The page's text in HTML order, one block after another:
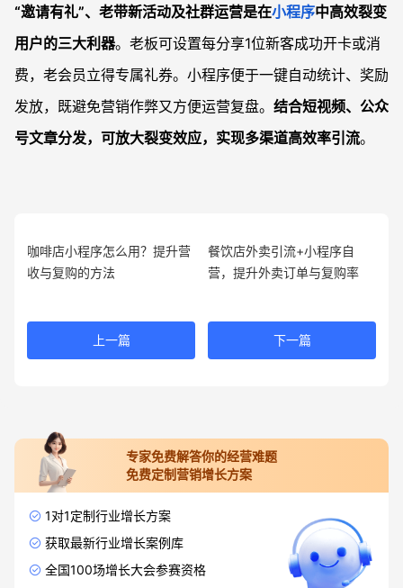
“邀请有礼”、老带新活动及社群运营是在小程序中高效裂变
用户的三大利器。老板可设置每分享1位新客成功开卡或消
费，老会员立得专属礼券。小程序便于一键自动统计、奖励
发放，既避免营销作弊又方便运营复盘。 结合短视频、公众
号文章分发，可放大裂变效应，实现多渠道高效率引流。
咖啡店小程序怎么用？提升营
收与复购的方法
上一篇
餐饮店外卖引流+小程序自
营，提升外卖订单与复购率
下一篇
专家免费解答你的经营难题
免费定制营销增长方案
1对1定制行业增长方案
获取最新行业增长案例库
全国100场增长大会参赛资格